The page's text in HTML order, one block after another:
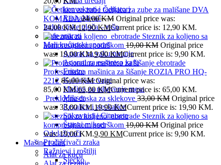
konvektori i radijatori
Rashalđivač
Indukcijske ploča – rešo
Kafe aparati
Mali kućanski aparati
Aparat za vakumiranje
Aparati za esspreso kafu
Friteze
Kuhinjske vage
Mašina za mljevenje mesa
Mikser
Rezalice i sjeckalice
Sokovnici i Citrusete
Štapni mikser
Odvlaživači
Pročišćivači zraka
Ražnjevi i roštilji
Sjecko
Četkica za zube za mališane DVA
KOMADA24,00KM Original price was:
24,00 KM.12,90KMCurrent price is: 12,90 KM.
Steznik za koljeno sa
kompresijskom podrškom 19,00KM Original price
was: 19,00 KM.9,90KMCurrent price is: 9,90 KM.
Profesionalna mašinica za šišanje ROZIA PRO HQ-
2212 85,00KM Original price was:
85,00 KM.65,00KMCurrent price is: 65,00 KM.
Preklopna daska za sklekove 33,00KM Original price
was: 33,00 KM.19,90KMCurrent price is: 19,90 KM.
Steznik za koljeno sa
kompresijskom podrškom 19,00KM Original price
was: 19,00 KM.9,90 KMCurrent price is: 9,90 KM.
Mašine i alati
Alat za kuću
Alat za rezanje